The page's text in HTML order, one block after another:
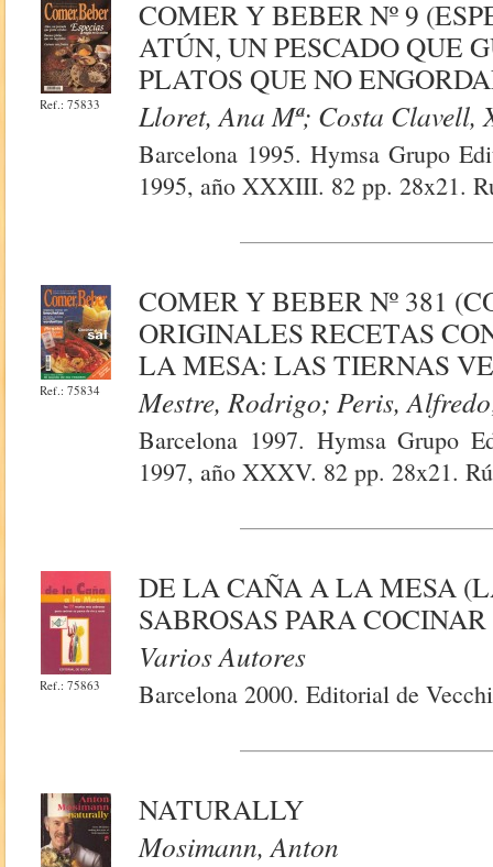
Ref.: 75833
COMER Y BEBER Nº 9
ATÚN, UN PESCADO QUE
PLATOS QUE NO
Lloret, Ana Mª; Costa Clavell,
Barcelona 1995. Hymsa Grupo
1995, año XXXIII. 82 pp. 28x21.
Ref.: 75834
COMER Y BEBER Nº 381
ORIGINALES RECETAS
LA MESA: LAS TIERNAS
Mestre, Rodrigo; Peris,
Barcelona 1997. Hymsa Grupo
1997, año XXXV. 82 pp. 28x21.
Ref.: 75863
DE LA CAÑA A LA MESA
SABROSAS PARA
Varios Autores
Barcelona 2000. Editorial de
NATURALLY
Mosimann, Anton